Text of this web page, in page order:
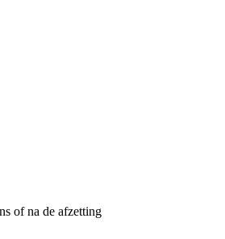
of na de afzetting